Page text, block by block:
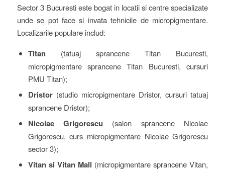
Sector 3 Bucuresti este bogat in locatii si centre specializate
unde se pot face si invata tehnicile de micropigmentare.
Localizarile populare includ:
Titan(tatuaj sprancene Titan Bucuresti,
micropigmentare sprancene Titan Bucuresti, cursuri
PMU Titan);
Dristor(studio micropigmentare Dristor, cursuri tatuaj
sprancene Dristor);
Nicolae Grigorescu (salon sprancene Nicolae
Grigorescu, curs micropigmentare Nicolae Grigorescu
sector 3);
Vitan si Vitan Mall (micropigmentare sprancene Vitan,